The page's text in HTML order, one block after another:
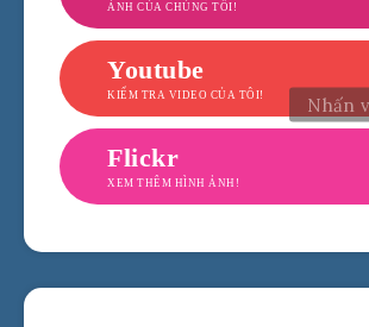
ẢNH CỦA CHÚNG TÔI!
Youtube
KIỂM TRA VIDEO CỦA TÔI!
Flickr
XEM THÊM HÌNH ẢNH!